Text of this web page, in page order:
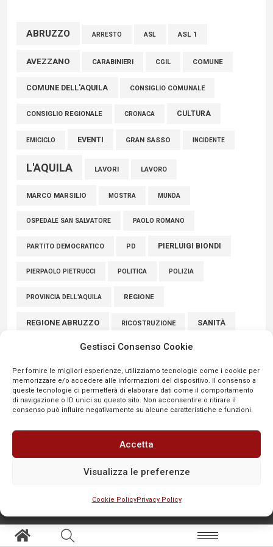
Gestisci Consenso Cookie
Per fornire le migliori esperienze, utilizziamo tecnologie come i cookie per
memorizzare e/o accedere alle informazioni del dispositivo. Il consenso a
queste tecnologie ci permetterà di elaborare dati come il comportamento
di navigazione o ID unici su questo sito. Non acconsentire o ritirare il
consenso può influire negativamente su alcune caratteristiche e funzioni.
Accetta
Visualizza le preferenze
Cookie PolicyPrivacy Policy
Marcinelle, Verrecchia (FdI): "Un minuto di raccoglimento in
connazionali tra cui molti abruzzesi"
06 Agosto 2026
ABRUZZO ARRESTO ASL ASL 1
AVEZZANO CARABINIERI CGIL COMUNE
COMUNE DELL'AQUILA CONSIGLIO COMUNALE
CONSIGLIO REGIONALE CRONACA CULTURA
EMICICLO EVENTI GRAN SASSO INCIDENTE
L'AQUILA LAVORI LAVORO
MARCO MARSILIO MOSTRA MUNDA
OSPEDALE SAN SALVATORE PAOLO ROMANO
PARTITO DEMOCRATICO PD PIERLUIGI BIONDI
PIERPAOLO PIETRUCCI POLITICA POLIZIA
PROVINCIA DELL'AQUILA REGIONE
REGIONE ABRUZZO RICOSTRUZIONE SANITÀ
SCUOLE SICUREZZA SINDACATI
SPORT SULMONA UNIVAQ VIABILITÀ
VIGILI DEL FUOCO
Aree tematiche